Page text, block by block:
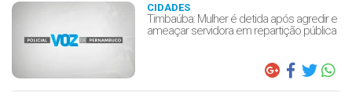
CIDADES
Timbaúba: Mulher é detida após agredir e
ameaçar servidora em repartição pública